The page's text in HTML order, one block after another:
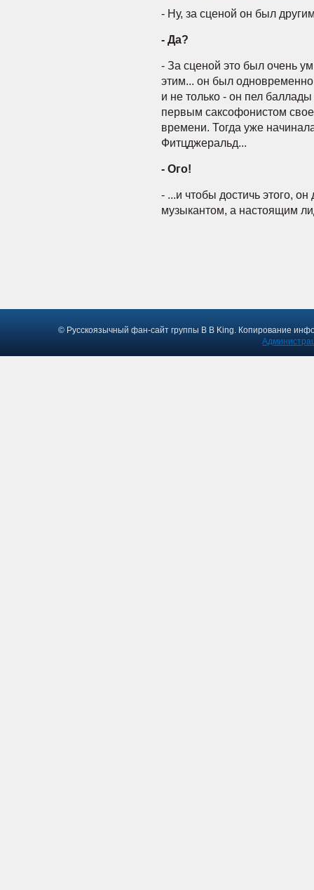
- Ну, за сценой он был
- Да?
- За сценой это был очень
этим... он был
и не только - он пел
первым саксофонистом
времени. Тогда уже
Фитцджеральд...
- Ого!
- ...и чтобы достичь этого,
музыкантом, а настоящим
© Русскоязычный фан-сайт группы B B King. Копирование